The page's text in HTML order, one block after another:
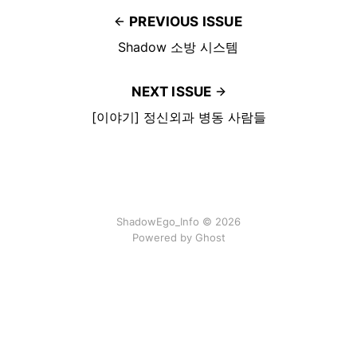
PREVIOUS ISSUE
Shadow 소방 시스템
NEXT ISSUE
[이야기] 정신외과 병동 사람들
ShadowEgo_Info © 2026
Powered by Ghost